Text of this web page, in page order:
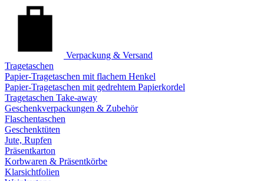
Verpackung & Versand
Tragetaschen
Papier-Tragetaschen mit flachem Henkel
Papier-Tragetaschen mit gedrehtem Papierkordel
Tragetaschen Take-away
Geschenkverpackungen & Zubehör
Flaschentaschen
Geschenktüten
Jute, Rupfen
Präsentkarton
Korbwaren & Präsentkörbe
Klarsichtfolien